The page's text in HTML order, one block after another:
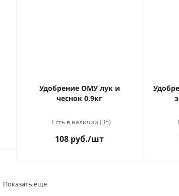
Удобрение ОМУ лук и
чеснок 0,9кг
Есть в наличии (35)
108 руб./шт
Показать еще